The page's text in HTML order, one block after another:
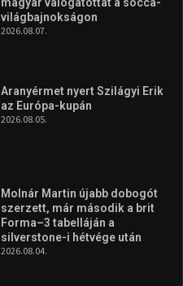
magyar válogatottat a socca-
világbajnokságon
2026.08.07.
Aranyérmet nyert Szilágyi Erik
az Európa-kupán
2026.08.05.
Molnár Martin újabb dobogót
szerzett, már második a brit
Forma–3 tabelláján a
silverstone-i hétvége után
2026.08.04.